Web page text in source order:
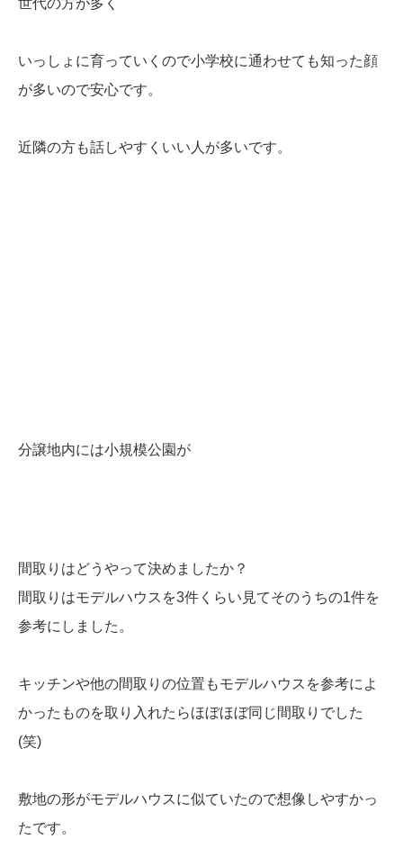
いっしょに育っていくので小学校に通わせても知った顔
が多いので安心です。
近隣の方も話しやすくいい人が多いです。
分譲地内には小規模公園が
間取りはどうやって決めましたか？
間取りはモデルハウスを3件くらい見てそのうちの1件を
参考にしました。
キッチンや他の間取りの位置もモデルハウスを参考によ
かったものを取り入れたらほぼほぼ同じ間取りでした
(笑)
敷地の形がモデルハウスに似ていたので想像しやすかっ
たです。